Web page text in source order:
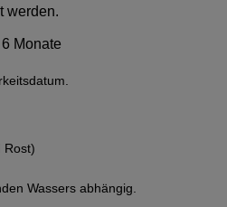
werden.
Monate
Rost)
Wassers abhängig.